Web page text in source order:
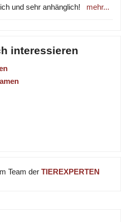
und sehr anhänglich! mehr...
interessieren
Team der TIEREXPERTEN